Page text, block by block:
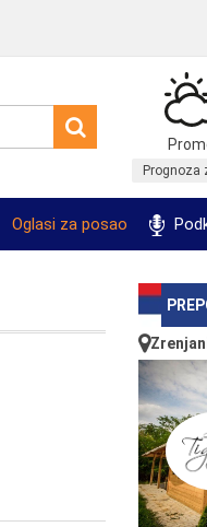
Prognoza
Oglasi za posao